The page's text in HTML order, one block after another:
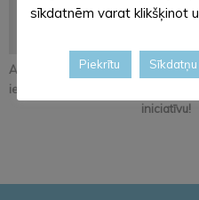
Atjaunos Melleņkalna
ielas segumu
Pastāsti
iniciatīvu!
sīkdatnēm varat klikšķinot
Piekrītu